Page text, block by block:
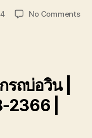
No Commentson
ถบ่อวิน |
|